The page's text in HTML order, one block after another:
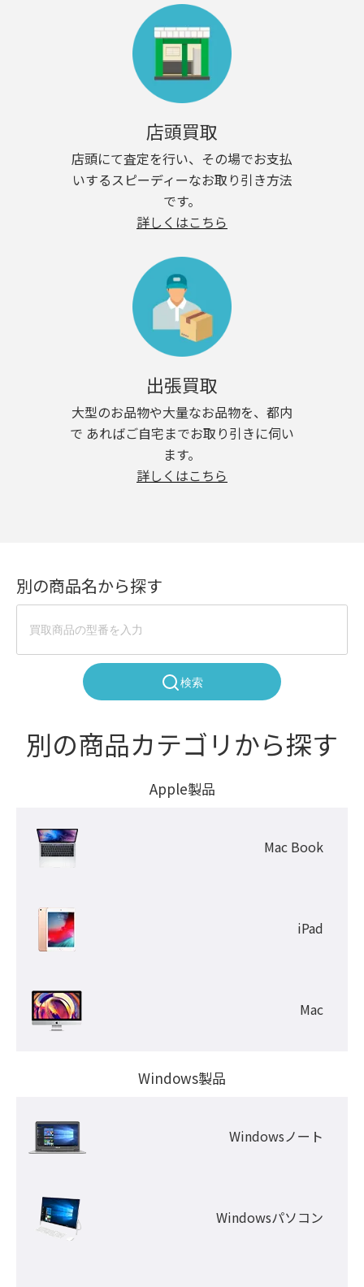
店頭買取
店頭にて査定を行い、その場でお支払
いするスピーディーなお取り引き方法
です。
詳しくはこちら
出張買取
大型のお品物や大量なお品物を、都内
で あればご自宅までお取り引きに伺い
ます。
詳しくはこちら
別の商品名から探す
検索
別の商品カテゴリから探す
Apple製品
Mac Book
iPad
Mac
Windows製品
Windowsノート
Windowsパソコン